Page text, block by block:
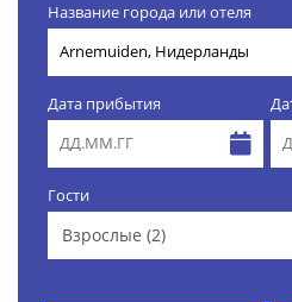
Название города или отеля
Дата прибытия
Гости
Взрослые (2)